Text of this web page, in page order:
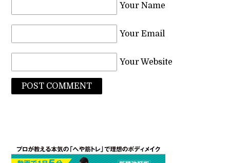
Your Name
Your Email
Your Website